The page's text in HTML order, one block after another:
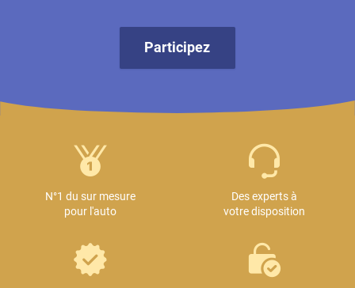
Participez
N°1 du sur mesure
pour l'auto
Des experts à
votre disposition